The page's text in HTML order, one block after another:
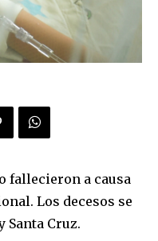
fallecieron a causa
Los decesos se
Santa Cruz.